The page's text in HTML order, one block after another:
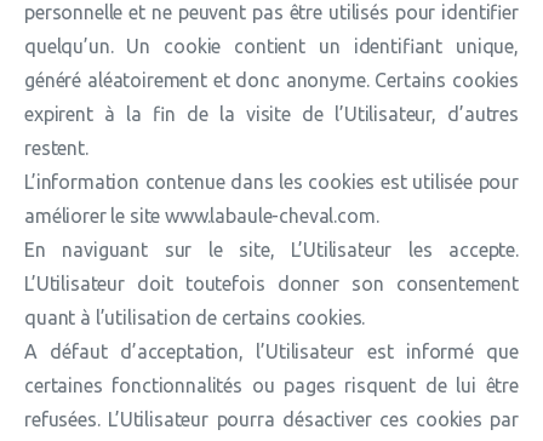
personnelle et ne peuvent pas être utilisés pour identifier
quelqu’un. Un cookie contient un identifiant unique,
généré aléatoirement et donc anonyme. Certains cookies
expirent à la fin de la visite de l’Utilisateur, d’autres
restent.
L’information contenue dans les cookies est utilisée pour
améliorer le site www.labaule-cheval.com.
En naviguant sur le site, L’Utilisateur les accepte.
L’Utilisateur doit toutefois donner son consentement
quant à l’utilisation de certains cookies.
A défaut d’acceptation, l’Utilisateur est informé que
certaines fonctionnalités ou pages risquent de lui être
refusées. L’Utilisateur pourra désactiver ces cookies par